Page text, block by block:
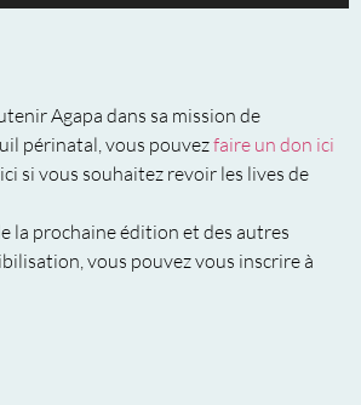
Agapa dans sa mission de
périnatal, vous pouvezfaire un don ici
si vous souhaitez revoir les lives de
la prochaine édition et des autres
vous pouvez vous inscrire à